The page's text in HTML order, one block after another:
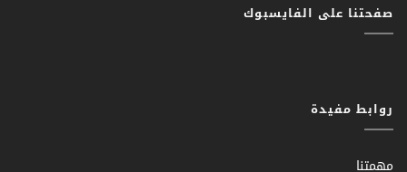
صفحتنا على الفايسبوك
روابط مفيدة
مهمتنا